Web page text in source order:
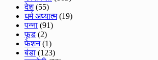
देश(55)
धर्म अध्यात्म(19)
पन्ना (91)
फूड (2)
फेशन(1)
बंडा (123)